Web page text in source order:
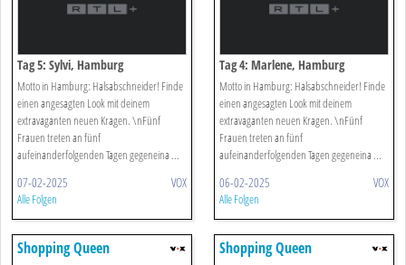
Tag 5: Sylvi, Hamburg
Motto in Hamburg: Halsabschneider! Finde
einen angesagten Look mit deinem
extravaganten neuen Kragen. \nFünf
Frauen treten an fünf
aufeinanderfolgenden Tagen gegeneina ...
07-02-2025 VOX
Alle Folgen
Tag 4: Marlene, Hamburg
Motto in Hamburg: Halsabschneider! Finde
einen angesagten Look mit deinem
extravaganten neuen Kragen. \nFünf
Frauen treten an fünf
aufeinanderfolgenden Tagen gegeneina ...
06-02-2025 VOX
Alle Folgen
Shopping Queen Shopping Queen